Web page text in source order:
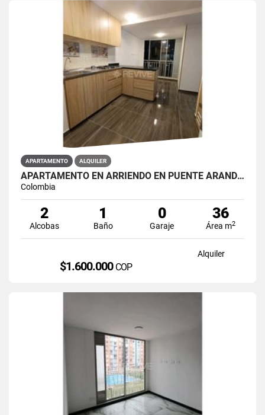
APARTAMENTO ALQUILER
APARTAMENTO EN ARRIENDO EN PUENTE ARANDA PRIMAVERA 6-39
Colombia
2
Alcobas
1
Baño
0
Garaje
36
Área m2
Alquiler
$1.600.000 COP